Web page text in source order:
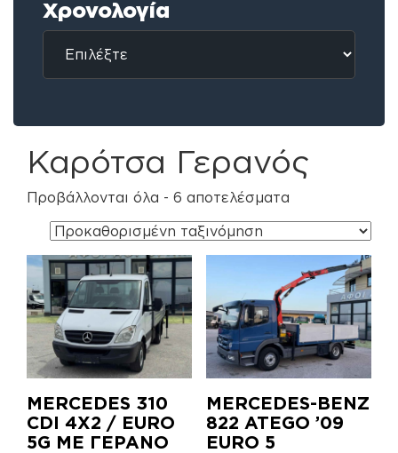
Χρονολογία
Καρότσα Γερανός
Προβάλλονται όλα - 6 αποτελέσματα
MERCEDES 310
CDI 4X2 / EURO
5G ΜΕ ΓΕΡΑΝΟ
MERCEDES-BENZ
822 ATEGO ’09
EURO 5